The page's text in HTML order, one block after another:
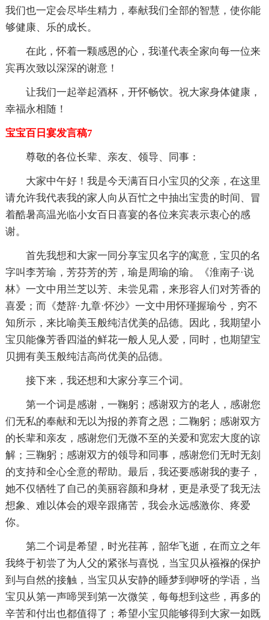
我们也一定会尽毕生精力，奉献我们全部的智慧，使你能
够健康、乐的成长。
在此，怀着一颗感恩的心，我谨代表全家向每一位来
宾再次致以深深的谢意！
让我们一起举起酒杯，开怀畅饮。祝大家身体健康，
幸福永相随！
宝宝百日宴发言稿7
尊敬的各位长辈、亲友、领导、同事：
大家中午好！我是今天满百日小宝贝的父亲，在这里
请允许我代表我的家人向从百忙之中抽出宝贵的时间、冒
着酷暑高温光临小女百日喜宴的各位来宾表示衷心的感
谢。
首先我想和大家一同分享宝贝名字的寓意，宝贝的名
字叫李芳瑜，芳芬芳的芳，瑜是周瑜的瑜。《淮南子·说
林》一文中用兰芝以芳、未尝见霜，来形容人们对芳香的
喜爱；而《楚辞·九章·怀沙》一文中用怀瑾握瑜兮，穷不
知所示，来比喻美玉般纯洁优美的品德。因此，我期望小
宝贝能像芳香四溢的鲜花一般人见人爱，同时，也期望宝
贝拥有美玉般纯洁高尚优美的品德。
接下来，我还想和大家分享三个词。
第一个词是感谢，一鞠躬；感谢双方的老人，感谢您
们无私的奉献和无以为报的养育之恩；二鞠躬；感谢双方
的长辈和亲友，感谢您们无微不至的关爱和宽宏大度的谅
解；三鞠躬；感谢双方的领导和同事，感谢您们无时无刻
的支持和全心全意的帮助。最后，我还要感谢我的妻子，
她不仅牺牲了自己的美丽容颜和身材，更是承受了我无法
想象、难以体会的艰辛跟痛苦，我会永远感激你、疼爱
你。
第二个词是希望，时光荏苒，韶华飞逝，在而立之年
我终于初尝了为人父的紧张与喜悦，当宝贝从襁褓的保护
到与自然的接触，当宝贝从安静的睡梦到咿呀的学语，当
宝贝从第一声啼哭到第一次微笑，每每想到这些，再多的
辛苦和付出也都值得了；希望小宝贝能够得到大家一如既